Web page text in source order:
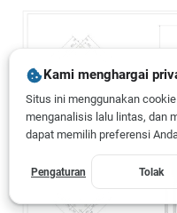
Kami menghargai
Situs ini menggunakan
menganalisis lalu lintas, dan
dapat memilih preferensi
Pengaturan Tolak